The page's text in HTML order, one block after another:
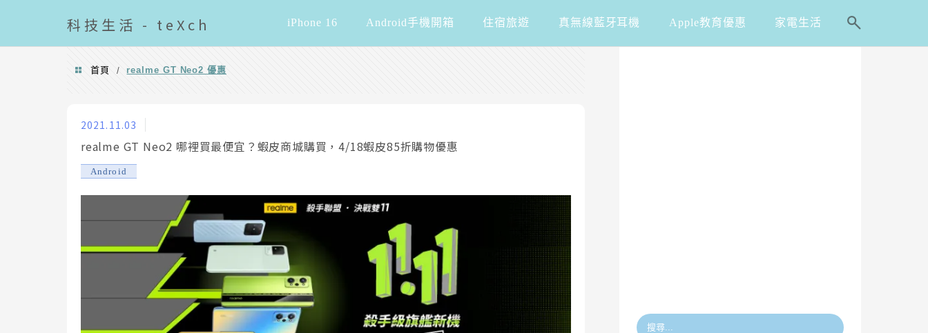
科技 生活 - teXch iPhone 16 Android手機開箱 住宿旅遊 真無線藍牙耳機 Apple教育優惠 家電生活
首頁 / realme GT Neo2 優惠
2021.11.03
realme GT Neo2 哪裡買最便宜？蝦皮商城購買，4/18蝦皮85折購物優惠
Android